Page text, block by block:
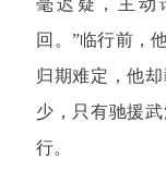
回。”临行前，
归期难定，他
少，只有驰援
行。